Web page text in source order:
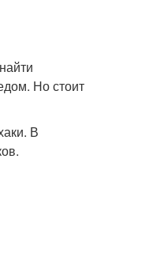
Но стоит
В